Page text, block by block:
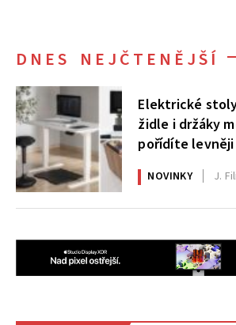
DNES NEJČTENĚJŠÍ
Elektrické
židle i držáky
pořídíte
AlzaErgo
NOVINKY J.